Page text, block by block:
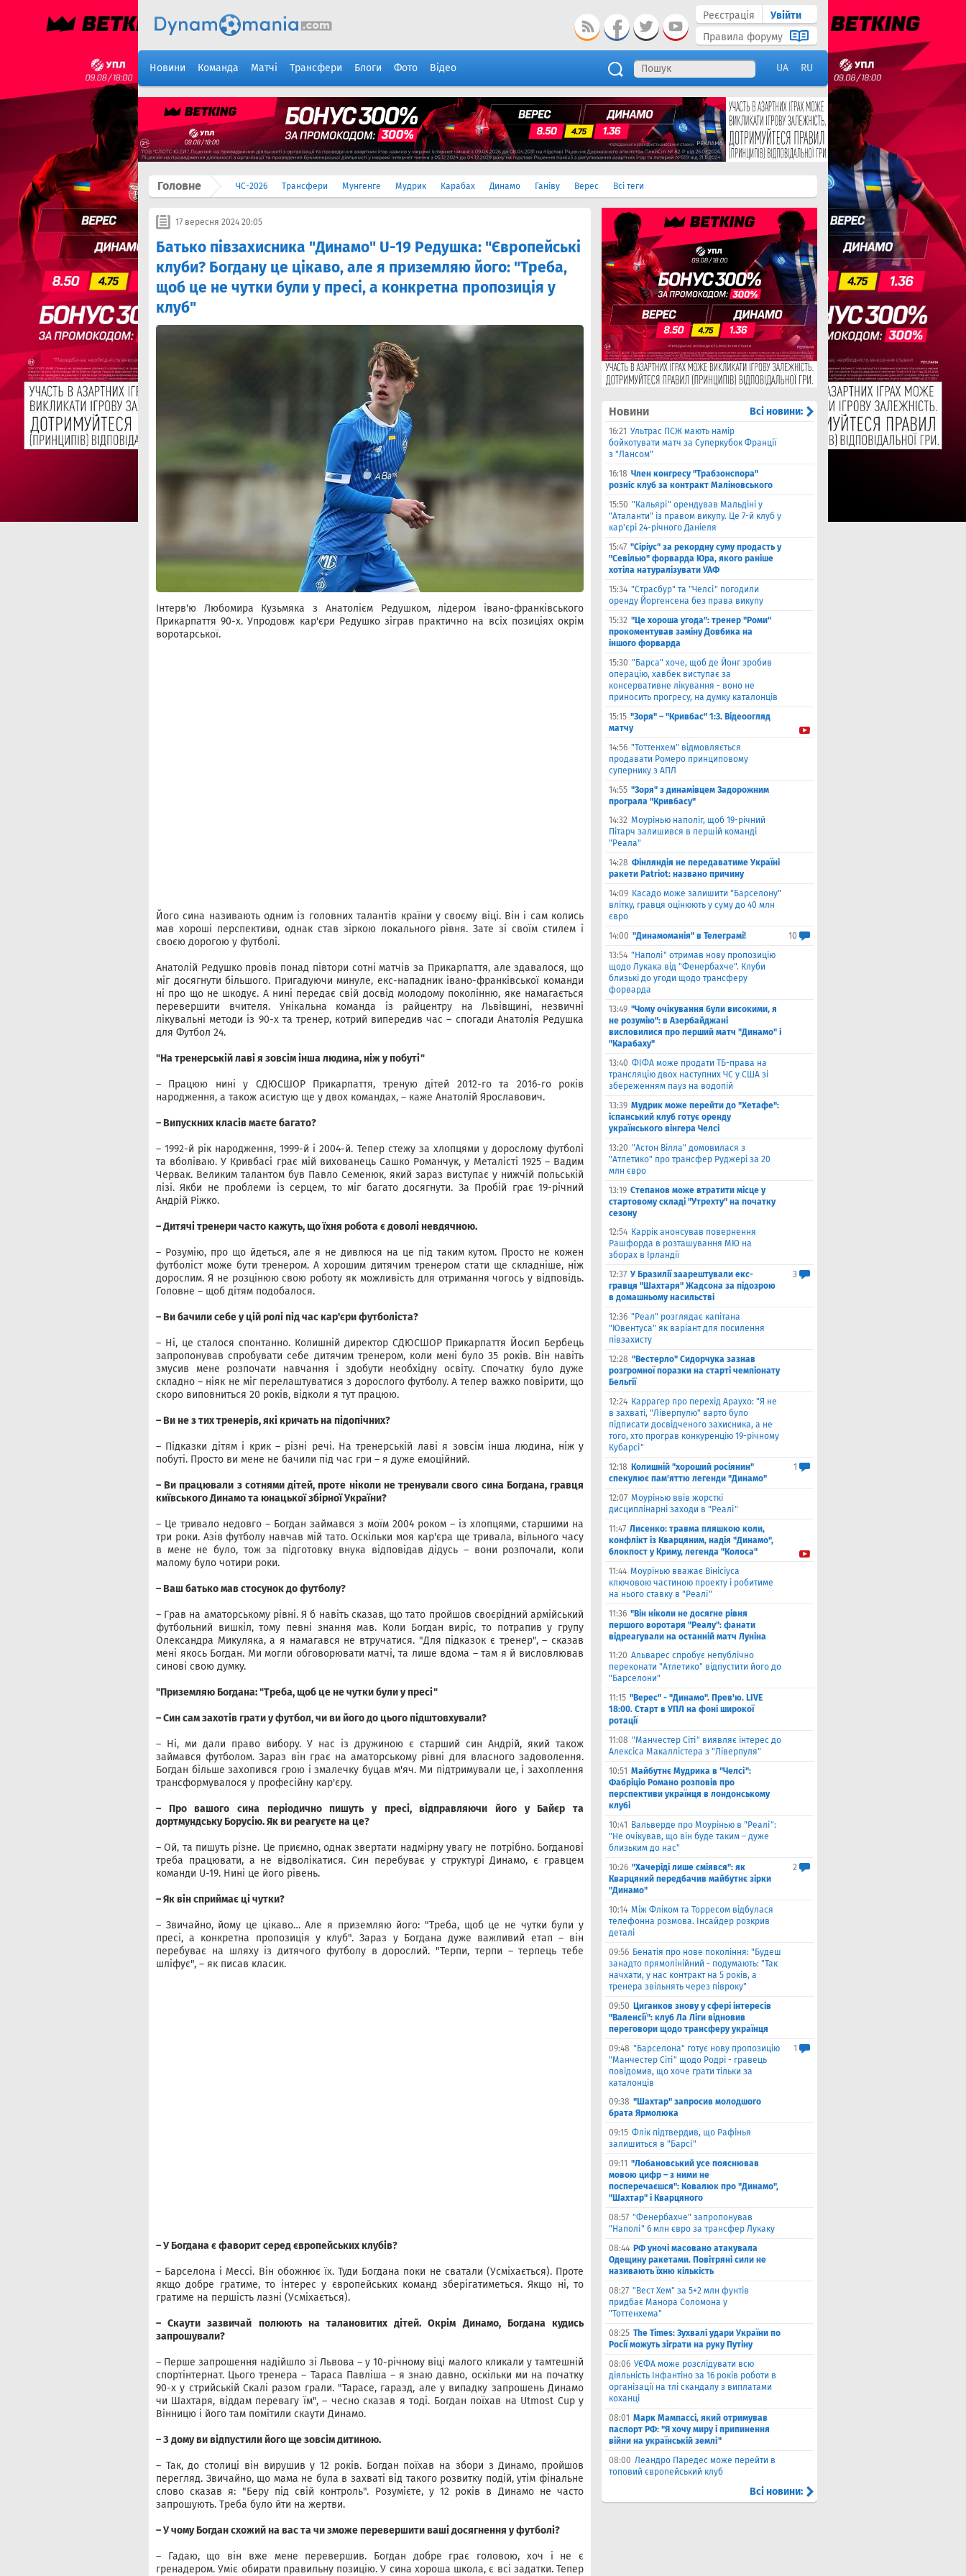
Реєстрація
Увійти
Правила форуму
Новини Команда Матчі Трансфери Блоги Фото Відео UA RU
Головне ЧС-2026 Трансфери Мунгенге Мудрик Карабах Динамо Ганіву Верес Всі теги
17 вересня 2024 20:05
Батько півзахисника "Динамо" U-19 Редушка: "Європейські
клуби? Богдану це цікаво, але я приземляю його: "Треба,
щоб це не чутки були у пресі, а конкретна пропозиція у
клуб"
Інтерв'ю Любомира Кузьмяка з Анатолієм Редушком, лідером івано-франківського
Прикарпаття 90-х. Упродовж кар'єри Редушко зіграв практично на всіх позиціях окрім
воротарської.
Його сина називають одним із головних талантів країни у своєму віці. Він і сам колись
мав хороші перспективи, однак став зіркою локального рівня. Зате зі своїм стилем і
своєю дорогою у футболі.
Анатолій Редушко провів понад півтори сотні матчів за Прикарпаття, але здавалося, що
міг досягнути більшого. Пригадуючи минуле, екс-нападник івано-франківської команди
ні про що не шкодує. А нині передає свій досвід молодому поколінню, яке намагається
перевершити вчителя. Унікальна команда із райцентру на Львівщині, незвичні
лікувальні методи із 90-х та тренер, котрий випередив час – спогади Анатолія Редушка
для Футбол 24.
"На тренерській лаві я зовсім інша людина, ніж у побуті"
– Працюю нині у СДЮСШОР Прикарпаття, треную дітей 2012-го та 2016-го років
народження, а також асистую ще у двох командах, – каже Анатолій Ярославович.
– Випускних класів маєте багато?
– 1992-й рік народження, 1999-й і 2004-й. Тепер стежу за хлопцями у дорослому футболі
та вболіваю. У Кривбасі грає мій вихованець Сашко Романчук, у Металісті 1925 – Вадим
Червак. Великим талантом був Павло Семенюк, який зараз виступає у нижчій польській
лізі. Якби не проблеми із серцем, то міг багато досягнути. За Пробій грає 19-річний
Андрій Ріжко.
– Дитячі тренери часто кажуть, що їхня робота є доволі невдячною.
– Розумію, про що йдеться, але я не дивлюся на це під таким кутом. Просто не кожен
футболіст може бути тренером. А хорошим дитячим тренером стати ще складніше, ніж
дорослим. Я не розцінюю свою роботу як можливість для отримання чогось у відповідь.
Головне – щоб дітям подобалося.
– Ви бачили себе у цій ролі під час кар'єри футболіста?
– Ні, це сталося спонтанно. Колишній директор СДЮСШОР Прикарпаття Йосип Бербець
запропонував спробувати себе дитячим тренером, коли мені було 35 років. Він навіть
змусив мене розпочати навчання і здобути необхідну освіту. Спочатку було дуже
складно – ніяк не міг перелаштуватися з дорослого футболу. А тепер важко повірити, що
скоро виповниться 20 років, відколи я тут працюю.
– Ви не з тих тренерів, які кричать на підопічних?
– Підказки дітям і крик – різні речі. На тренерській лаві я зовсім інша людина, ніж у
побуті. Просто ви мене не бачили під час гри – я дуже емоційний.
– Ви працювали з сотнями дітей, проте ніколи не тренували свого сина Богдана, гравця
київського Динамо та юнацької збірної України?
– Це тривало недовго – Богдан займався з моїм 2004 роком – із хлопцями, старшими на
три роки. Азів футболу навчав мій тато. Оскільки моя кар'єра ще тривала, вільного часу
в мене не було, тож за підготовку внука відповідав дідусь – вони розпочали, коли
малому було чотири роки.
– Ваш батько мав стосунок до футболу?
– Грав на аматорському рівні. Я б навіть сказав, що тато пройшов своєрідний армійський
футбольний вишкіл, тому певні знання мав. Коли Богдан виріс, то потрапив у групу
Олександра Микуляка, а я намагався не втручатися. "Для підказок є тренер", – сказав
мені якось Богдан. Ми могли обговорювати матчі, та лише вдома – там я й висловлював
синові свою думку.
"Приземляю Богдана: "Треба, щоб це не чутки були у пресі"
– Син сам захотів грати у футбол, чи ви його до цього підштовхували?
– Ні, ми дали право вибору. У нас із дружиною є старший син Андрій, який також
займався футболом. Зараз він грає на аматорському рівні для власного задоволення.
Богдан більше захопився грою і змалечку буцав м'яч. Ми підтримували це, і захоплення
трансформувалося у професійну кар'єру.
– Про вашого сина періодично пишуть у пресі, відправляючи його у Байєр та
дортмундську Борусію. Як ви реагуєте на це?
– Ой, та пишуть різне. Це приємно, однак звертати надмірну увагу не потрібно. Богданові
треба працювати, а не відволікатися. Син перебуває у структурі Динамо, є гравцем
команди U-19. Нині це його рівень.
– Як він сприймає ці чутки?
– Звичайно, йому це цікаво… Але я приземляю його: "Треба, щоб це не чутки були у
пресі, а конкретна пропозиція у клуб". Зараз у Богдана дуже важливий етап – він
перебуває на шляху із дитячого футболу в дорослий. "Терпи, терпи – терпець тебе
шліфує", – як писав класик.
– У Богдана є фаворит серед європейських клубів?
– Барселона і Мессі. Він обожнює їх. Туди Богдана поки не сватали (Усміхається). Проте
якщо добре гратиме, то інтерес у європейських команд зберігатиметься. Якщо ні, то
гратиме на першість лазні (Усміхається).
– Скаути зазвичай полюють на талановитих дітей. Окрім Динамо, Богдана кудись
запрошували?
– Перше запрошення надійшло зі Львова – у 10-річному віці малого кликали у тамтешній
спортінтернат. Цього тренера – Тараса Павліша – я знаю давно, оскільки ми на початку
90-х у стрийській Скалі разом грали. "Тарасе, гаразд, але у випадку запрошень Динамо
чи Шахтаря, віддам перевагу їм", – чесно сказав я тоді. Богдан поїхав на Utmost Cup у
Вінницю і його там помітили скаути Динамо.
– З дому ви відпустили його ще зовсім дитиною.
– Так, до столиці він вирушив у 12 років. Богдан поїхав на збори з Динамо, пройшов
перегляд. Звичайно, що мама не була в захваті від такого розвитку подій, утім фінальне
слово сказав я: "Беру під свій контроль". Розумієте, у 12 років в Динамо не часто
запрошують. Треба було йти на жертви.
– У чому Богдан схожий на вас та чи зможе перевершити ваші досягнення у футболі?
– Гадаю, що він вже мене перевершив. Богдан добре грає головою, хоч і не є
гренадером. Уміє обирати правильну позицію. У сина хороша школа, є всі задатки. Тепер
Новини Всі новини:
16:21 Ультрас ПСЖ мають намір
бойкотувати матч за Суперкубок Франції
з "Лансом"
16:18 Член конгресу "Трабзонспора"
розніс клуб за контракт Малiновського
15:50 "Кальярі" орендував Мальдіні у
"Аталанти" із правом викупу. Це 7-й клуб у
кар'єрі 24-річного Даніеля
15:47 "Сіріус" за рекордну суму продасть у
"Севілью" форварда Юра, якого раніше
хотіла натуралізувати УАФ
15:34 "Страсбур" та "Челсі" погодили
оренду Йоргенсена без права викупу
15:32 "Це хороша угода": тренер "Роми"
прокоментував заміну Довбика на
іншого форварда
15:30 "Барса" хоче, щоб де Йонг зробив
операцію, хавбек виступає за
консервативне лікування - воно не
приносить прогресу, на думку каталонців
15:15 "Зоря" – "Кривбас" 1:3. Відеоогляд
матчу
14:56 "Тоттенхем" відмовляється
продавати Ромеро принциповому
супернику з АПЛ
14:55 "Зоря" з динамівцем Задорожним
програла "Кривбасу"
14:32 Моурінью наполіг, щоб 19-річний
Пітарч залишився в першій команді
"Реала"
14:28 Фінляндія не передаватиме Україні
ракети Patriot: названо причину
14:09 Касадо може залишити "Барселону"
влітку, гравця оцінюють у суму до 40 млн
євро
14:00 "Динамоманія" в Телеграмі!
10
13:54 "Наполі" отримав нову пропозицію
щодо Лукака від "Фенербахче". Клуби
близькі до угоди щодо трансферу
форварда
13:49 "Чому очікування були високими, я
не розумію": в Азербайджані
висловилися про перший матч "Динамо" і
"Карабаху"
13:40 ФІФА може продати ТБ-права на
трансляцію двох наступних ЧС у США зі
збереженням пауз на водопій
13:39 Мудрик може перейти до "Хетафе":
іспанський клуб готує оренду
українського вінгера Челсі
13:20 "Астон Вілла" домовилася з
"Атлетико" про трансфер Руджері за 20
млн євро
13:19 Степанов може втратити місце у
стартовому складі "Утрехту" на початку
сезону
12:54 Каррік анонсував повернення
Рашфорда в розташування МЮ на
зборах в Ірландії
12:37 У Бразилії заарештували екс-
гравця "Шахтаря" Жадсона за підозрою
в домашньому насильстві
3
12:36 "Реал" розглядає капітана
"Ювентуса" як варіант для посилення
півзахисту
12:28 "Вестерло" Сидорчука зазнав
розгромної поразки на старті чемпіонату
Бельгії
12:24 Каррагер про перехід Араухо: "Я не
в захваті, "Ліверпулю" варто було
підписати досвідченого захисника, а не
того, хто програв конкуренцію 19-річному
Кубарсі"
12:18 Колишнiй "хороший росіянин"
спекулює пам'яттю легенди "Динамо"
1
12:07 Моурінью ввів жорсткі
дисциплінарні заходи в "Реалі"
11:47 Лисенко: травма пляшкою коли,
конфлікт із Кварцяним, надія "Динамо",
блокпост у Криму, легенда "Колоса"
11:44 Моурінью вважає Вінісіуса
ключовою частиною проекту і робитиме
на нього ставку в "Реалі"
11:36 "Він ніколи не досягне рівня
першого воротаря "Реалу": фанати
відреагували на останній матч Луніна
11:20 Альварес спробує непублічно
переконати "Атлетико" відпустити його до
"Барселони"
11:15 "Верес" - "Динамо". Прев'ю. LIVE
18:00. Старт в УПЛ на фоні широкої
ротації
11:08 "Манчестер Сіті" виявляє інтерес до
Алексіса Макаллістера з "Ліверпуля"
10:51 Майбутнє Мудрика в "Челсі":
Фабріціо Романо розповів про
перспективи українця в лондонському
клубі
10:41
Вальверде про Моурінью в "Реалі":
"Не очікував, що він буде таким – дуже
близьким до нас"
10:26 "Хачеріді лише сміявся": як
Кварцяний передбачив майбутнє зірки
"Динамо"
2
10:14 Між Фліком та Торресом відбулася
телефонна розмова. Інсайдер розкрив
деталі
09:56 Бенатія про нове покоління: "Будеш
занадто прямолінійний - подумають: "Так
начхати, у нас контракт на 5 років, а
тренера звільнять через півроку"
09:50 Циганков знову у сфері інтересів
"Валенсії": клуб Ла Ліги відновив
переговори щодо трансферу українця
09:48 "Барселона" готує нову пропозицію
"Манчестер Сіті" щодо Родрі - гравець
повідомив, що хоче грати тільки за
каталонців
1
09:38 "Шахтар" запросив молодшого
брата Ярмолюка
09:15 Флік підтвердив, що Рафінья
залишиться в "Барсі"
09:11 "Лобановський усе пояснював
мовою цифр – з ними не
посперечаєшся": Ковалюк про "Динамо",
"Шахтар" і Кварцяного
08:57 "Фенербахче" запропонував
"Наполі" 6 млн євро за трансфер Лукаку
08:44 РФ уночі масовано атакувала
Одещину ракетами. Повітряні сили не
називають їхню кількість
08:27 "Вест Хем" за 5+2 млн фунтів
придбає Манора Соломона у
"Тоттенхема"
08:25 The Times: Зухвалі удари України по
Росії можуть зіграти на руку Путіну
08:06 УЄФА може розслідувати всю
діяльність Інфантіно за 16 років роботи в
організації на тлі скандалу з виплатами
коханці
08:01 Марк Мампассі, який отримував
паспорт РФ: "Я хочу миру і припинення
війни на українській землі"
08:00 Леандро Паредес може перейти в
топовий європейський клуб
Всі новини: